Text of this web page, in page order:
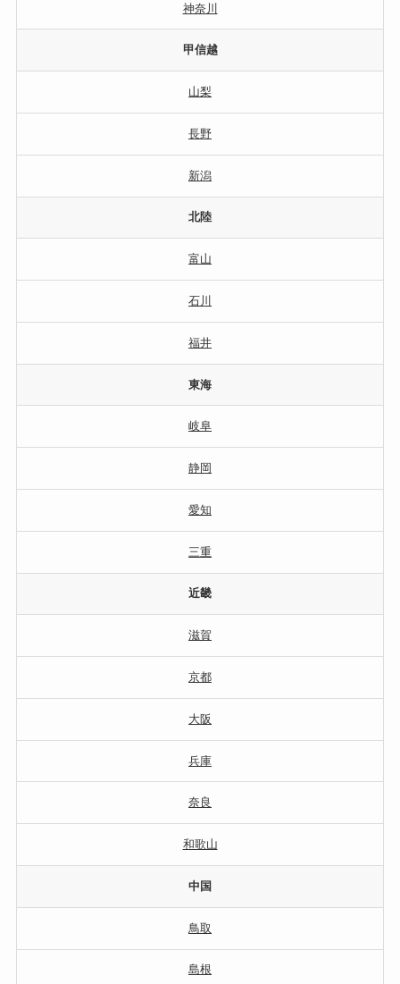
神奈川
甲信越
山梨
長野
新潟
北陸
富山
石川
福井
東海
岐阜
静岡
愛知
三重
近畿
滋賀
京都
大阪
兵庫
奈良
和歌山
中国
鳥取
島根